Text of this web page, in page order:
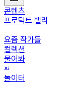
콘텐츠
프로덕트 밸리
요즘 작가들
컬렉션
물어봐
놀이터